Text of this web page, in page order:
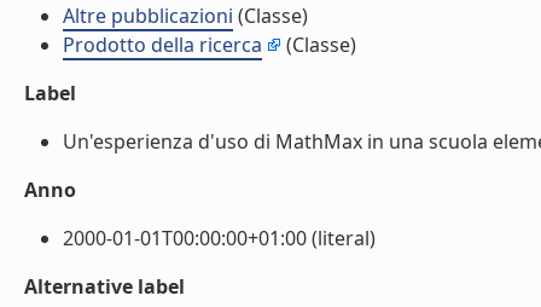
Altre pubblicazioni (Classe)
Prodotto della ricerca
(Classe)
Label
Un'esperienza d'uso di MathMax in una scuola
Anno
2000-01-01T00:00:00+01:00 (literal)
Alternative label